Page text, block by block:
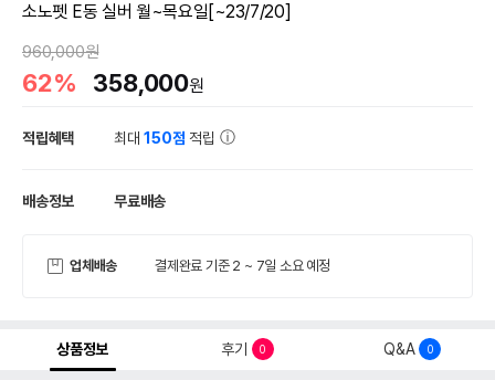
소노펫 E동 실버 월~목요일[~23/7/20]
960,000원
62% 358,000원
적립혜택 최대150점 적립
배송정보 무료배송
업체배송 결제완료 기준 2 ~ 7일 소요 예정
상품정보 후기 0 Q&A 0